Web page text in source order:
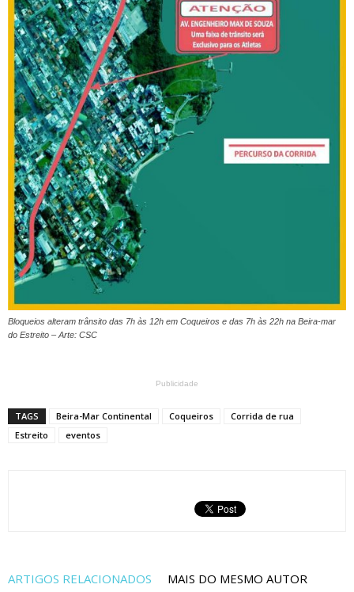
Bloqueios alteram trânsito das 7h às 12h em Coqueiros e das 7h às 22h na Beira-mar
do Estreito – Arte: CSC
Publicidade
TAGS Beira-Mar Continental Coqueiros
Corrida de rua
Estreito
eventos
ARTIGOS RELACIONADOS MAIS DO MESMO AUTOR